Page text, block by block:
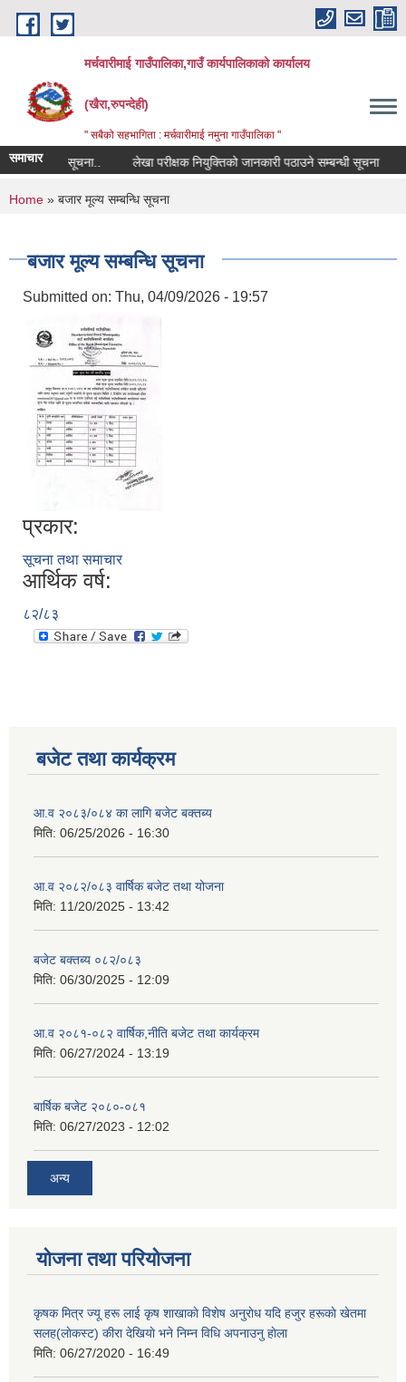
Skip to main content
मर्चवारीमाई गाउँपालिका,गाउँ कार्यपालिकाको कार्यालय
(खैरा,रुपन्देही)
" सबैको सहभागिता : मर्चवारीमाई नमुना गाउँपालिका "
समाचार
सम्बन्धी सूचना.. लेखा परीक्षक नियुक्तिको जानकारी पठाउने सम्बन्धी सूचना
You are here
Home » बजार मूल्य सम्बन्धि सूचना
बजार मूल्य सम्बन्धि सूचना
Submitted on: Thu, 04/09/2026 - 19:57
प्रकार:
सूचना तथा समाचार
आर्थिक वर्ष:
८२/८३
बजेट तथा कार्यक्रम
आ.व २०८३/०८४ का लागि बजेट बक्तब्य
मिति: 06/25/2026 - 16:30
आ.व २०८२/०८३ वार्षिक बजेट तथा योजना
मिति: 11/20/2025 - 13:42
बजेट बक्तब्य ०८२/०८३
मिति: 06/30/2025 - 12:09
आ.व २०८१-०८२ वार्षिक,नीति बजेट तथा कार्यक्रम
मिति: 06/27/2024 - 13:19
बार्षिक बजेट २०८०-०८१
मिति: 06/27/2023 - 12:02
अन्य
योजना तथा परियोजना
कृषक मित्र ज्यू हरू लाई कृष शाखाकाे विशेष अनुराेध यदि हजुर हरूकाे खेतमा
सलह(लाेकस्ट) कीरा देखियाे भने निम्न विधि अपनाउनु हाेला
मिति: 06/27/2020 - 16:49